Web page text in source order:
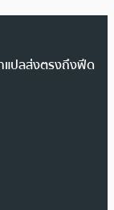
แปลส่งตรงถึงฟีด